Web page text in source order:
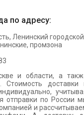
по адресу:
Ленинский городской
промзона
и области, а
Стоимость доставки
отправки по России
и